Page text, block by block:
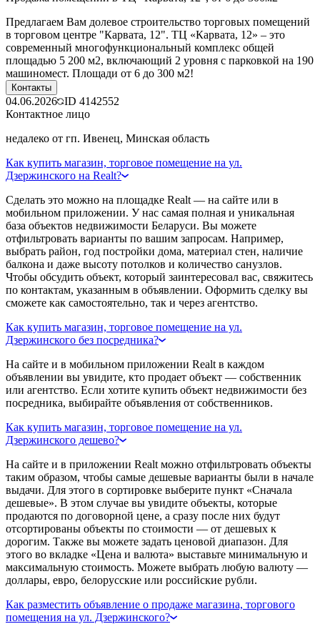
Предлагаем Вам долевое строительство торговых помещений
в торговом центре "Карвата, 12". ТЦ «Карвата, 12» – это
современный многофункциональный комплекс общей
площадью 5 200 м2, включающий 2 уровня с парковкой на 190
машиномест. Площади от 6 до 300 м2!
Контакты
04.06.2026 ID 4142552
Контактное лицо
недалеко от гп. Ивенец, Минская область
Как купить магазин, торговое помещение на ул.
Дзержинского на Realt?
Сделать это можно на площадке Realt — на сайте или в
мобильном приложении. У нас самая полная и уникальная
база объектов недвижимости Беларуси. Вы можете
отфильтровать варианты по вашим запросам. Например,
выбрать район, год постройки дома, материал стен, наличие
балкона и даже высоту потолков и количество санузлов.
Чтобы обсудить объект, который заинтересовал вас, свяжитесь
по контактам, указанным в объявлении. Оформить сделку вы
сможете как самостоятельно, так и через агентство.
Как купить магазин, торговое помещение на ул.
Дзержинского без посредника?
На сайте и в мобильном приложении Realt в каждом
объявлении вы увидите, кто продает объект — собственник
или агентство. Если хотите купить объект недвижимости без
посредника, выбирайте объявления от собственников.
Как купить магазин, торговое помещение на ул.
Дзержинского дешево?
На сайте и в приложении Realt можно отфильтровать объекты
таким образом, чтобы самые дешевые варианты были в начале
выдачи. Для этого в сортировке выберите пункт «Сначала
дешевые». В этом случае вы увидите объекты, которые
продаются по договорной цене, а сразу после них будут
отсортированы объекты по стоимости — от дешевых к
дорогим. Также вы можете задать ценовой диапазон. Для
этого во вкладке «Цена и валюта» выставьте минимальную и
максимальную стоимость. Можете выбрать любую валюту —
доллары, евро, белорусские или российские рубли.
Как разместить объявление о продаже магазина, торгового
помещения на ул. Дзержинского?